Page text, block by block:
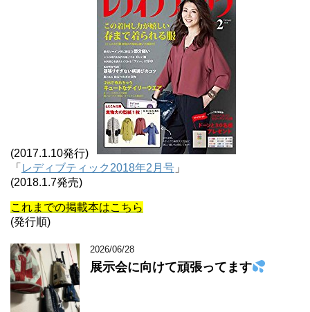
(2017.1.10発行)
「 レディブティック2018年2月号 」
(2018.1.7発売)
これまでの掲載本はこちら
(発行順)
2026/06/28
展示会に向けて頑張ってます